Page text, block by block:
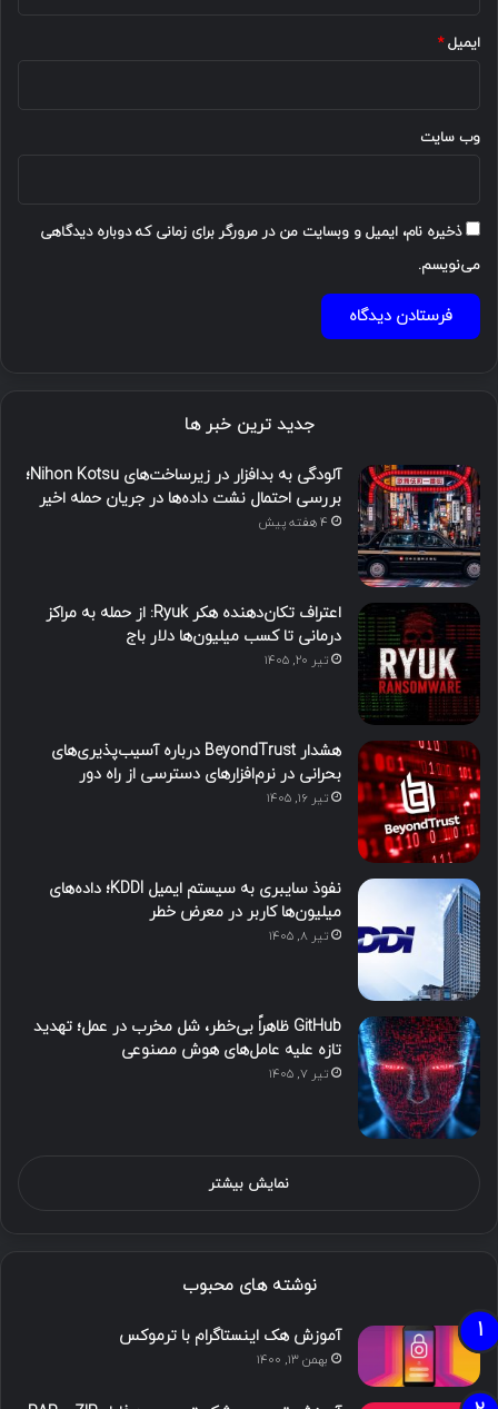
ایمیل*
وب‌ سایت
ذخیره نام، ایمیل و وبسایت من در مرورگر برای زمانی که دوباره دیدگاهی
می‌نویسم.
جدید ترین خبر ها
آلودگی به بدافزار در زیرساخت‌های Nihon Kotsu؛
بررسی احتمال نشت داده‌ها در جریان حمله اخیر
4 هفته پیش
اعتراف تکان‌دهنده هکر Ryuk: از حمله به مراکز
درمانی تا کسب میلیون‌ها دلار باج
تیر ۲۰, ۱۴۰۵
هشدار BeyondTrust درباره آسیب‌پذیری‌های
بحرانی در نرم‌افزارهای دسترسی از راه دور
تیر ۱۶, ۱۴۰۵
نفوذ سایبری به سیستم ایمیل KDDI؛ داده‌های
میلیون‌ها کاربر در معرض خطر
تیر ۸, ۱۴۰۵
GitHub ظاهراً بی‌خطر، شل مخرب در عمل؛ تهدید
تازه علیه عامل‌های هوش مصنوعی
تیر ۷, ۱۴۰۵
نمایش بیشتر
نوشته های محبوب
آموزش هک اینستاگرام با ترموکس
بهمن ۱۳, ۱۴۰۰